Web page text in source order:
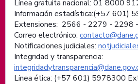
Línea gratuita nacional: 01 8000
Información estadística:(+57 601)
Extensiones: 2566 - 2279 - 2298
Correo electrónico:
Notificaciones judiciales:
Integridad y transparencia:
Línea ética: (+57 601) 5978300